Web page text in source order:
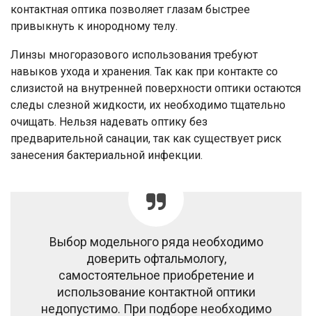
контактная оптика позволяет глазам быстрее
привыкнуть к инородному телу.
Линзы многоразового использования требуют
навыков ухода и хранения. Так как при контакте со
слизистой на внутренней поверхности оптики остаются
следы слезной жидкости, их необходимо тщательно
очищать. Нельзя надевать оптику без
предварительной санации, так как существует риск
занесения бактериальной инфекции.
Выбор модельного ряда необходимо
доверить офтальмологу,
самостоятельное приобретение и
использование контактной оптики
недопустимо. При подборе необходимо